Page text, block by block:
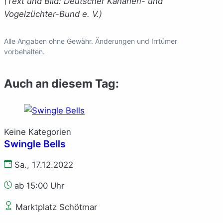
Vogelzüchter-Bund e. V.)
Alle Angaben ohne Gewähr. Änderungen und Irrtümer
vorbehalten.
Auch an diesem Tag:
Keine Kategorien
Swingle Bells
Sa., 17.12.2022
ab 15:00 Uhr
Marktplatz Schötmar